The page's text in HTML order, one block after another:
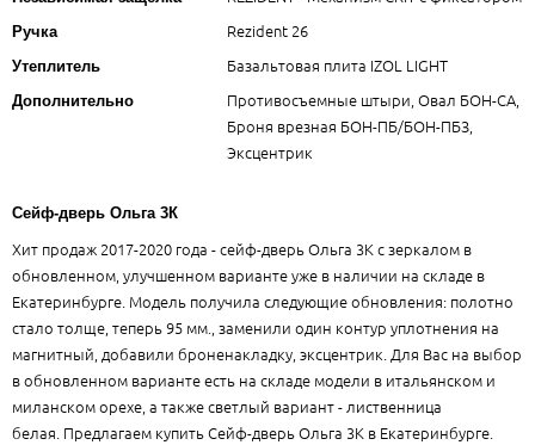
Ручка Rezident 26
Утеплитель Базальтовая плита IZOL LIGHT
Дополнительно
Противосъемные штыри, Овал БОН-СА,
Броня врезная БОН-ПБ/БОН-ПБЗ,
Эксцентрик
Сейф-дверь Ольга 3К
Хит продаж 2017-2020 года - сейф-дверь Ольга 3К с зеркалом в
обновленном, улучшенном варианте уже в наличии на складе в
Екатеринбурге. Модель получила следующие обновления: полотно
стало толще, теперь 95 мм., заменили один контур уплотнения на
магнитный, добавили броненакладку, эксцентрик. Для Вас на выбор
в обновленном варианте есть на складе модели в итальянском и
миланском орехе, а также светлый вариант - лиственница
белая. Предлагаем купить Сейф-дверь Ольга 3К в Екатеринбурге.